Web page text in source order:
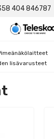
404 846787
lisävarusteet